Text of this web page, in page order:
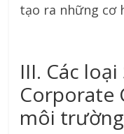
tạo ra những cơ
III. Các
Corporate
môi trường